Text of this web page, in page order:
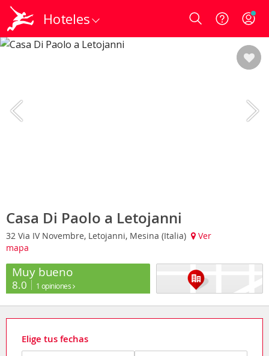
Hoteles Login
Casa Di Paolo a Letojanni
32 Via IV Novembre, Letojanni, Mesina (Italia)
Ver
mapa
Muy bueno
8.0 1 opiniones
Elige tus fechas